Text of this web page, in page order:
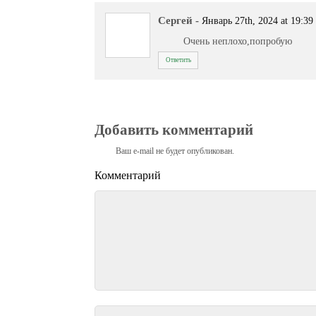
Сергей - Январь 27th, 2024 at 19:39
Очень неплохо,попробую
Ответить
Добавить комментарий
Ваш e-mail не будет опубликован.
Комментарий